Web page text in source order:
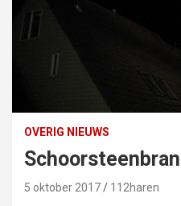
OVERIG NIEUWS
5 oktober 2017 112haren